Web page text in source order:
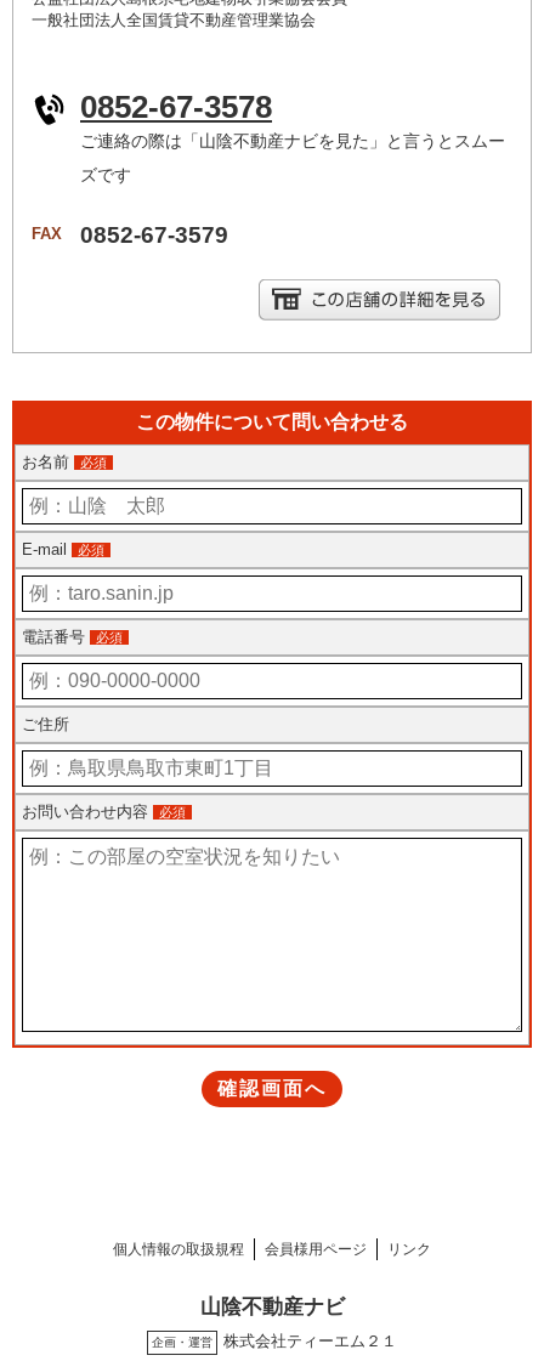
一般社団法人全国賃貸不動産管理業協会
0852-67-3578
ご連絡の際は「山陰不動産ナビを見た」と言うとスムー
ズです
FAX 0852-67-3579
個人情報の取扱規程 会員様用ページ リンク
山陰不動産ナビ
企画・運営 株式会社ティーエム２１